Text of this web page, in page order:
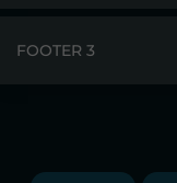
FOOTER 3